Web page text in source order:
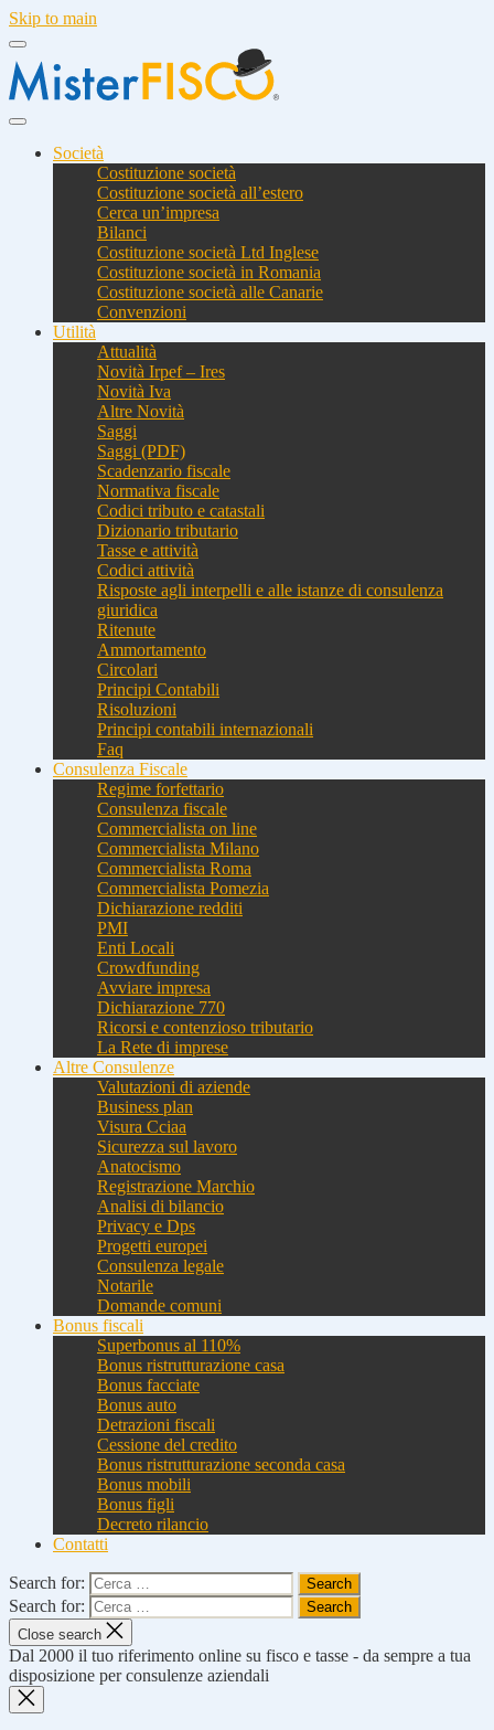
Skip to main
Società
Costituzione società
Costituzione società all’estero
Cerca un’impresa
Bilanci
Costituzione società Ltd Inglese
Costituzione società in Romania
Costituzione società alle Canarie
Convenzioni
Utilità
Attualità
Novità Irpef – Ires
Novità Iva
Altre Novità
Saggi
Saggi (PDF)
Scadenzario fiscale
Normativa fiscale
Codici tributo e catastali
Dizionario tributario
Tasse e attività
Codici attività
Risposte agli interpelli e alle istanze di consulenza
giuridica
Ritenute
Ammortamento
Circolari
Principi Contabili
Risoluzioni
Principi contabili internazionali
Faq
Consulenza Fiscale
Regime forfettario
Consulenza fiscale
Commercialista on line
Commercialista Milano
Commercialista Roma
Commercialista Pomezia
Dichiarazione redditi
PMI
Enti Locali
Crowdfunding
Avviare impresa
Dichiarazione 770
Ricorsi e contenzioso tributario
La Rete di imprese
Altre Consulenze
Valutazioni di aziende
Business plan
Visura Cciaa
Sicurezza sul lavoro
Anatocismo
Registrazione Marchio
Analisi di bilancio
Privacy e Dps
Progetti europei
Consulenza legale
Notarile
Domande comuni
Bonus fiscali
Superbonus al 110%
Bonus ristrutturazione casa
Bonus facciate
Bonus auto
Detrazioni fiscali
Cessione del credito
Bonus ristrutturazione seconda casa
Bonus mobili
Bonus figli
Decreto rilancio
Contatti
Search for:
Search for:
Close search
Dal 2000 il tuo riferimento online su fisco e tasse - da sempre a tua
disposizione per consulenze aziendali